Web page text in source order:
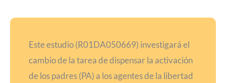
Este estudio (R01DA050669) investigará el
cambio de la tarea de dispensar la activación
de los padres (PA) a los agentes de la libertad